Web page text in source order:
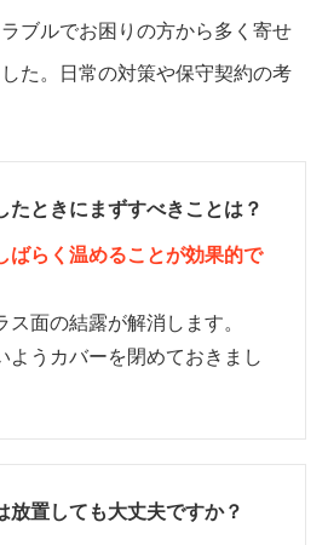
ブルでお困りの方から多く寄せ
た。日常の対策や保守契約の考
たときにまずすべきことは？
ばらく温めることが効果的で
ス面の結露が解消します。
ようカバーを閉めておきまし
放置しても大丈夫ですか？